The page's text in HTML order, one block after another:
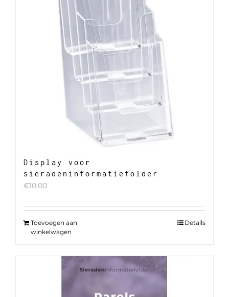
Display voor
sieradeninformatiefolder
€10,00
Toevoegen aan
winkelwagen
Details